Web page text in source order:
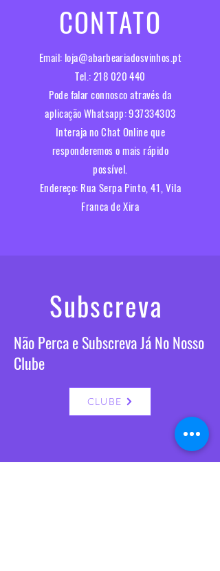
CONTATO
Email: loja@abarbeariadosvinhos.pt
Tel.:218 020 440
Pode falar connosco através da
aplicação Whatsapp:937334303
Interaja no Chat Online que
responderemos o mais rápido
possível.​
Endereço: Rua Serpa Pinto, 41, Vila
Franca de Xira
Subscreva
Não Perca e Subscreva Já No Nosso
Clube
CLUBE